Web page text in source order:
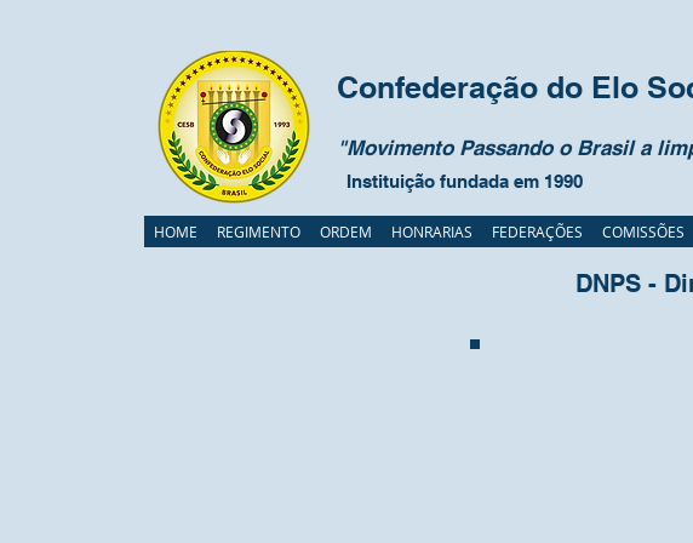
Confederação do Elo
"Movimento Passando o Brasil a
Instituição fundada em 1990
DNPS -
HOME REGIMENTO ORDEM HONRARIAS FEDERAÇÕES COMISSÕES